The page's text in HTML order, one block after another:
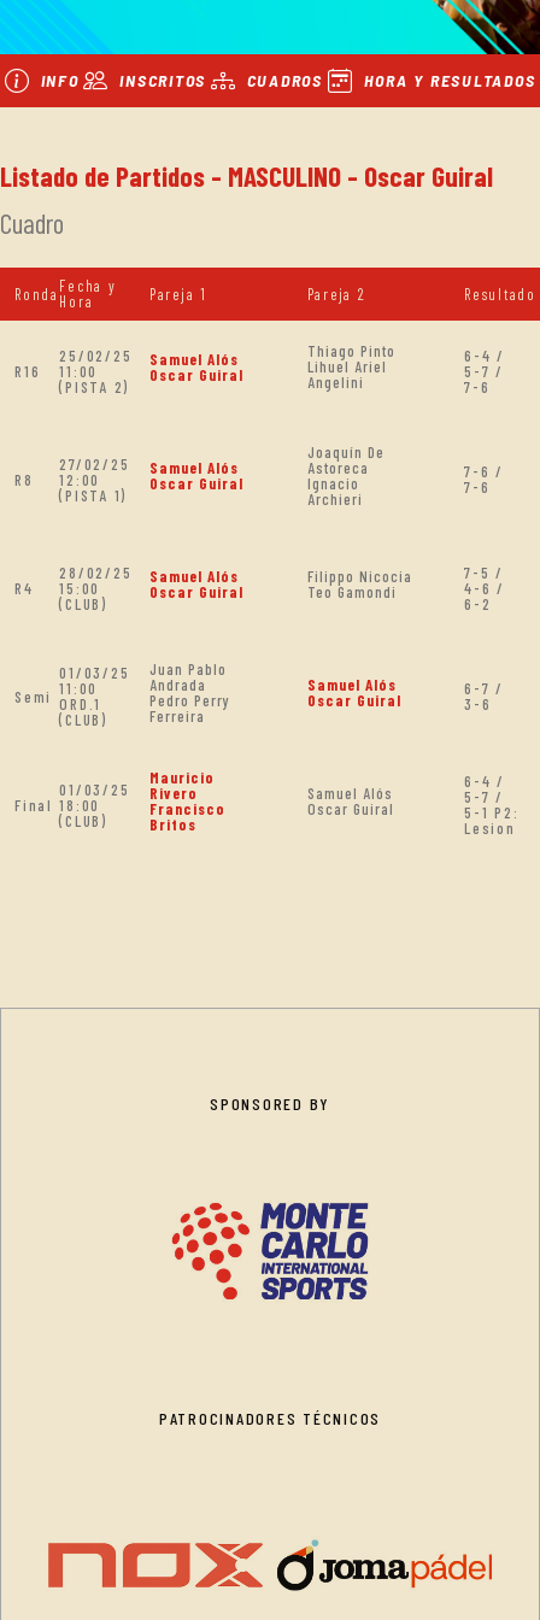
INFO INSCRITOS CUADROS HORA Y RESULTADOS
Listado de Partidos - MASCULINO - Oscar Guiral
Cuadro
Ronda Fecha y
Hora
Pareja 1 Pareja 2 Resultado
R16
25/02/25
11:00
(PISTA 2)
Samuel Alós
Oscar Guiral
Thiago Pinto
Lihuel Ariel
Angelini
6-4 /
5-7 /
7-6
R8
27/02/25
12:00
(PISTA 1)
Samuel Alós
Oscar Guiral
Joaquín De
Astoreca
Ignacio
Archieri
7-6 /
7-6
R4
28/02/25
15:00
(CLUB)
Samuel Alós
Oscar Guiral
Filippo Nicocia
Teo Gamondi
7-5 /
4-6 /
6-2
Semi
01/03/25
11:00
ORD.1
(CLUB)
Juan Pablo
Andrada
Pedro Perry
Ferreira
Samuel Alós
Oscar Guiral
6-7 /
3-6
Final
01/03/25
18:00
(CLUB)
Mauricio
Rivero
Francisco
Britos
Samuel Alós
Oscar Guiral
6-4 /
5-7 /
5-1 P2:
Lesion
SPONSORED BY
PATROCINADORES TÉCNICOS